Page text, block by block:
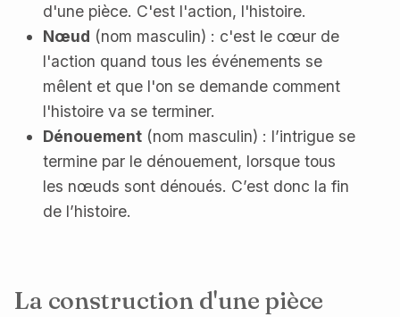
d'une pièce. C'est l'action, l'histoire.
Nœud (nom masculin) : c'est le cœur de
l'action quand tous les événements se
mêlent et que l'on se demande comment
l'histoire va se terminer.
Dénouement (nom masculin) : l’intrigue se
termine par le dénouement, lorsque tous
les nœuds sont dénoués. C’est donc la fin
de l’histoire.
La construction d'une pièce